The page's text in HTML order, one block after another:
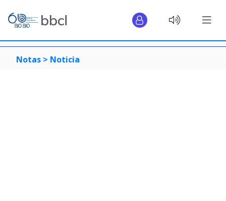
Notas > Noticia